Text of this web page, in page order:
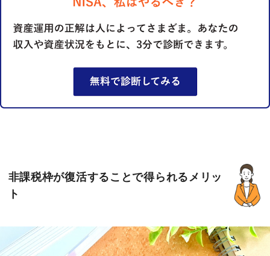
非課税枠が復活することで得られるメリッ
ト